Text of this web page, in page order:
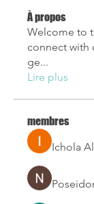
À propos
Welcome to
connect with
ge...
Lire plus
membres
Ichola